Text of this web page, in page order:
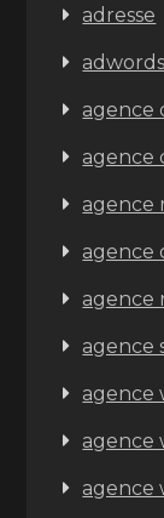
adresse
adwords
agence
agence
agence
agence
agence
agence
agence
agence
agence